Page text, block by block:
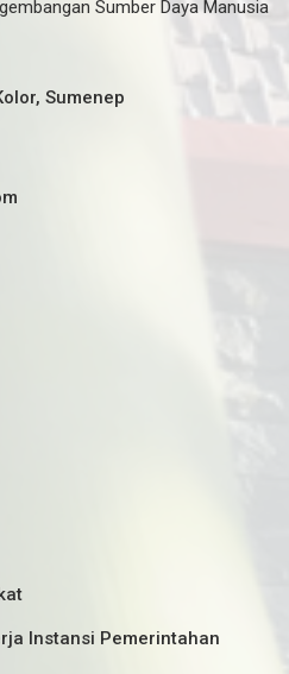
Sumber Daya Manusia
Sumenep
Instansi Pemerintahan